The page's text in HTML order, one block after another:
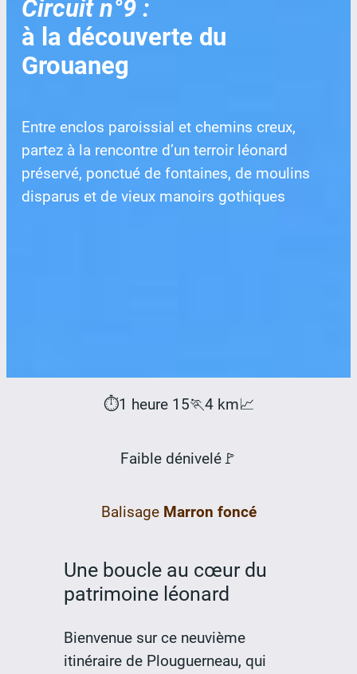
Circuit n°9 :
à la découverte du
Grouaneg
Entre enclos paroissial et chemins creux,
partez à la rencontre d’un terroir léonard
préservé, ponctué de fontaines, de moulins
disparus et de vieux manoirs gothiques
⏱️1 heure 15🏃4 km📈
Faible dénivelé🚩
Balisage Marron foncé
Une boucle au cœur du
patrimoine léonard
Bienvenue sur ce neuvième
itinéraire de Plouguerneau, qui